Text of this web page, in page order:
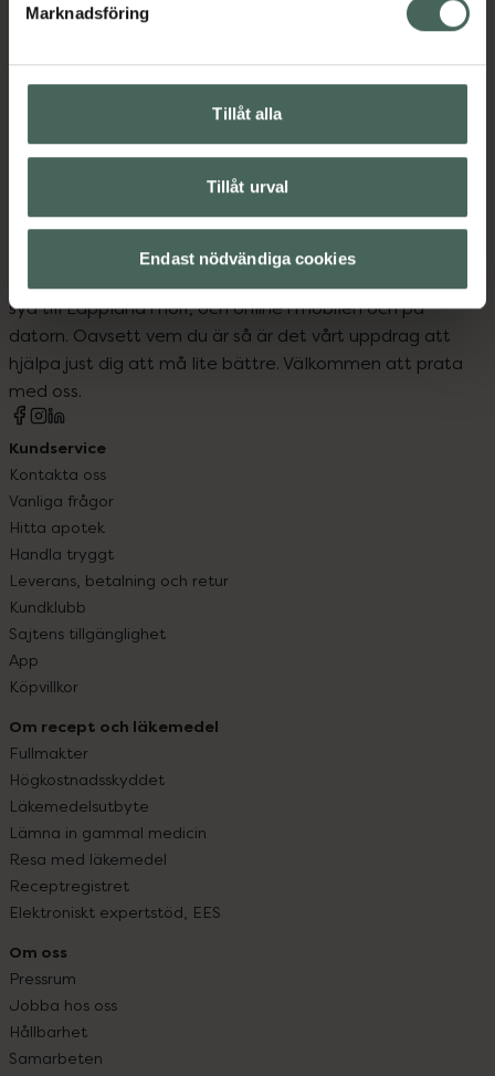
Marknadsföring
Tillåt alla
Tillåt urval
Endast nödvändiga cookies
Ansiktsrengöring
Ansiktsvård
Rengöringsmousse
syd till Lappland i norr, och online i mobilen och på
datorn. Oavsett vem du är så är det vårt uppdrag att
hjälpa just dig att må lite bättre. Välkommen att prata
med oss.
Kundservice
Kontakta oss
Vanliga frågor
Hitta apotek
Handla tryggt
Leverans, betalning och retur
Kundklubb
Sajtens tillgänglighet
App
Köpvillkor
Om recept och läkemedel
Fullmakter
Högkostnadsskyddet
Läkemedelsutbyte
Lämna in gammal medicin
Resa med läkemedel
Receptregistret
Elektroniskt expertstöd, EES
Om oss
Pressrum
Jobba hos oss
Hållbarhet
Samarbeten